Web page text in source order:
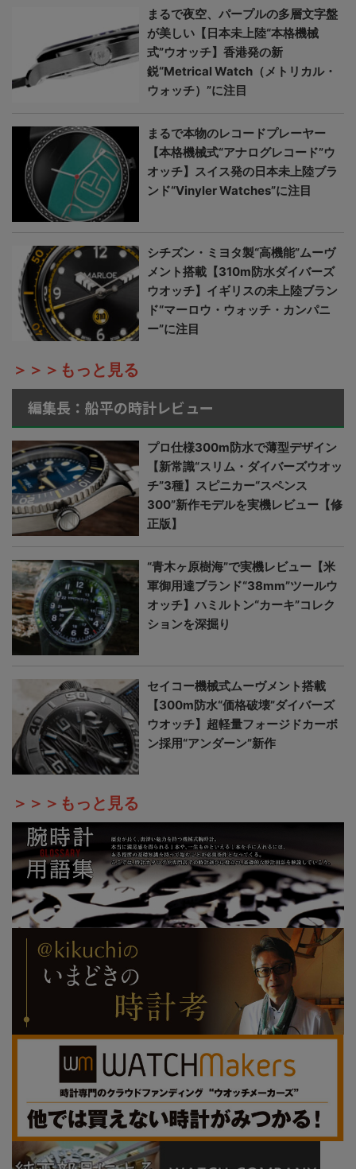
まるで夜空、パープルの多層文字盤
が美しい【日本未上陸“本格機械
式”ウオッチ】香港発の新
鋭“Metrical Watch（メトリカル・
ウォッチ）”に注目
まるで本物のレコードプレーヤー
【本格機械式“アナログレコード”ウ
オッチ】スイス発の日本未上陸ブラ
ンド“Vinyler Watches”に注目
シチズン・ミヨタ製“高機能”ムーヴ
メント搭載【310m防水ダイバーズ
ウオッチ】イギリスの未上陸ブラン
ド“マーロウ・ウォッチ・カンパニ
ー”に注目
＞＞＞もっと見る
編集長：船平の時計レビュー
プロ仕様300m防水で薄型デザイン
【新常識“スリム・ダイバーズウオッ
チ”3種】スピニカー“スペンス
300”新作モデルを実機レビュー【修
正版】
“青木ヶ原樹海”で実機レビュー【米
軍御用達ブランド“38mm”ツールウ
オッチ】ハミルトン“カーキ”コレク
ションを深掘り
セイコー機械式ムーヴメント搭載
【300m防水“価格破壊”ダイバーズ
ウオッチ】超軽量フォージドカーボ
ン採用“アンダーン”新作
＞＞＞もっと見る